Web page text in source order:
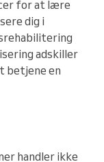
for at lære
dig i
adskiller
betjene en
handler ikke